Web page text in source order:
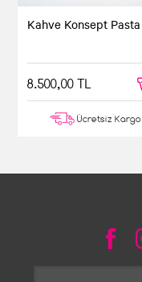
Kahve Konsept Pasta
8.500,00 TL
Ücretsiz Kargo